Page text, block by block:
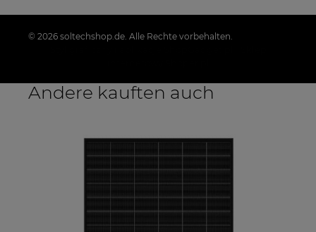
© 2026 soltechshop.de. Alle Rechte vorbehalten.
Andere kauften auch